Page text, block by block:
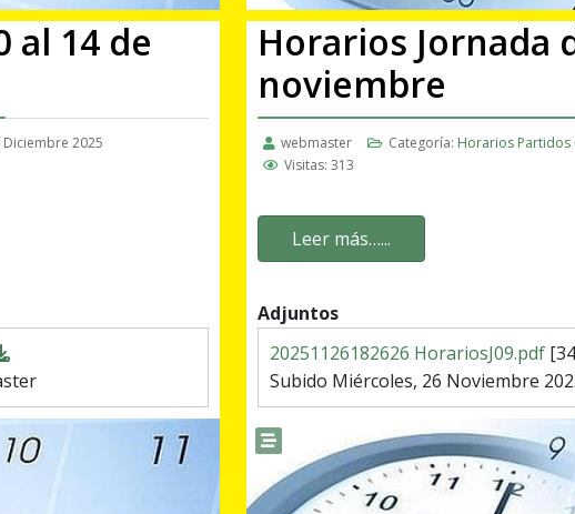
al 14 de
Diciembre 2025
Horarios Jornada
noviembre
webmaster Categoría: Horarios Partidos
Visitas: 313
Leer más…...
Adjuntos
20251126182626 HorariosJ09.pdf
Subido Miércoles, 26 Noviembre